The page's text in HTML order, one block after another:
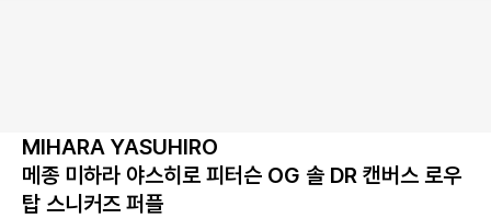
MIHARA YASUHIRO
메종 미하라 야스히로 피터슨 OG 솔 DR 캔버스 로우
탑 스니커즈 퍼플